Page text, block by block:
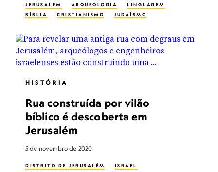
JERUSALEM ARQUEOLOGIA
LINGUAGEM
BÍBLIA
CRISTIANISMO JUDAÍSMO
HISTÓRIA
Rua construída por vilão
bíblico é descoberta em
Jerusalém
5 de novembro de 2020
DISTRITO DE JERUSALÉM
ISRAEL